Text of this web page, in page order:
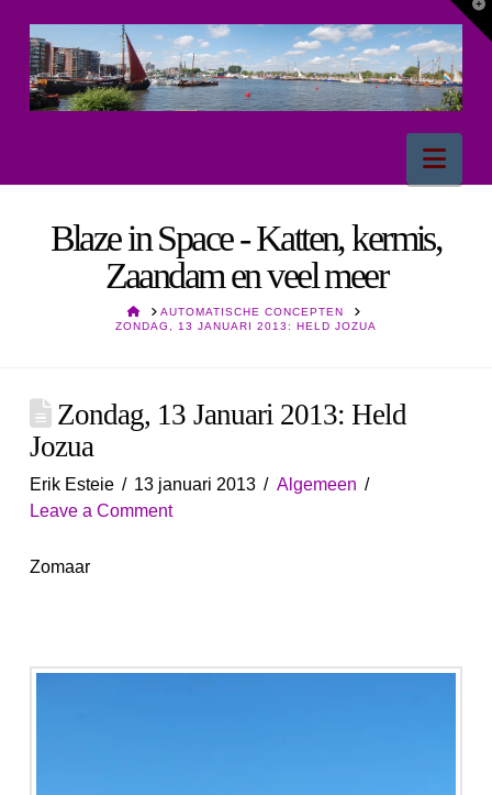
Blaze in Space - Katten, kermis,
Zaandam en veel meer
HOMEAUTOMATISCHE CONCEPTEN
ZONDAG, 13 JANUARI 2013: HELD JOZUA
Zondag, 13 Januari 2013: Held
Jozua
Erik Esteie 13 januari 2013
Algemeen
Leave a Comment
Zomaar